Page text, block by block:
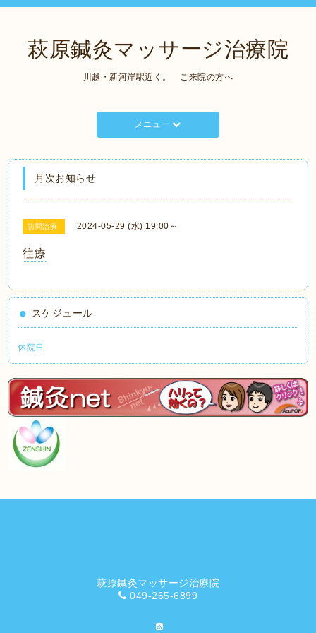
萩原鍼灸マッサージ治療院
川越・新河岸駅近く。 ご来院の方へ
メニュー
月次お知らせ
訪問治療 2024-05-29 (水) 19:00～
往療
スケジュール
休院日
萩原鍼灸マッサージ治療院
049-265-6899